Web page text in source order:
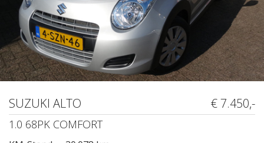
SUZUKI ALTO € 7.450,-
1.0 68PK COMFORT